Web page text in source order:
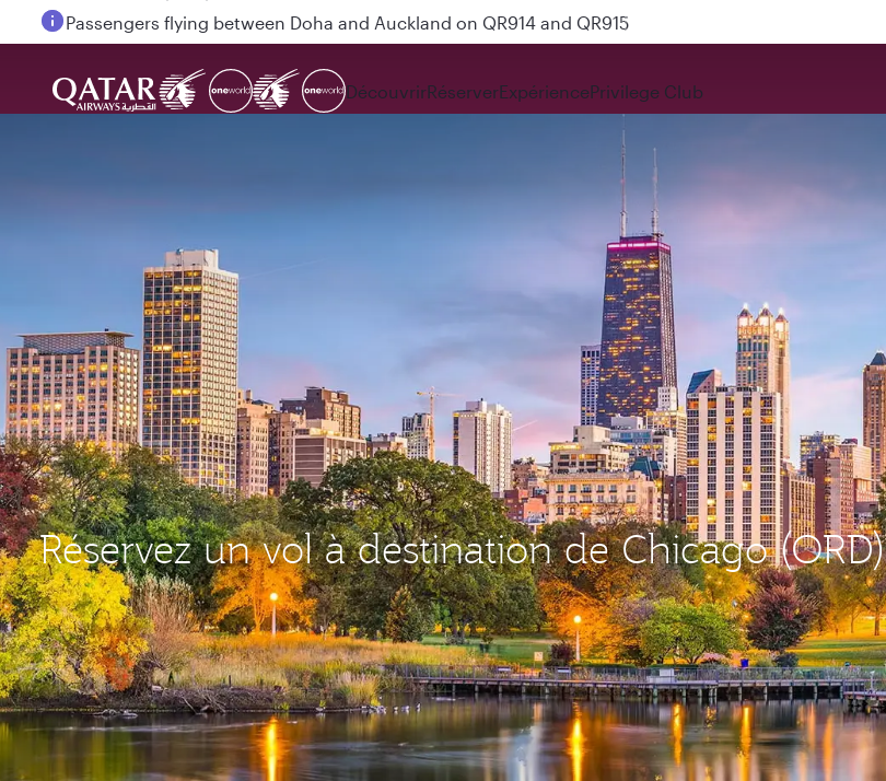
Passengers flying between Doha and Auckland on QR914 and QR915
DécouvrirRéserverExpériencePrivilege Club
Réservez un vol à destination de Chicago (ORD)